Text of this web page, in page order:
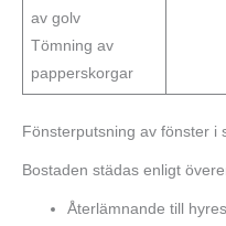
av golv
Tömning av
papperskorgar
Fönsterputsning av fönster i
Bostaden städas enligt
Återlämnande till